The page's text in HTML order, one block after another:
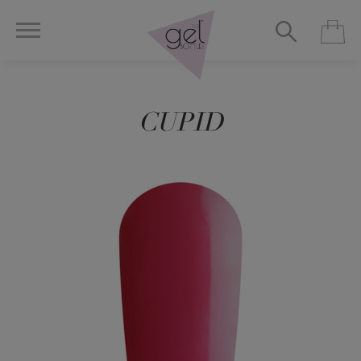
CUPID